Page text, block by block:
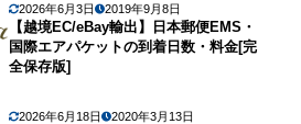
2026年6月3日 2019年9月8日
【越境EC/eBay輸出】日本郵便EMS・
国際エアパケットの到着日数・料金[完
全保存版]
2026年6月18日 2020年3月13日